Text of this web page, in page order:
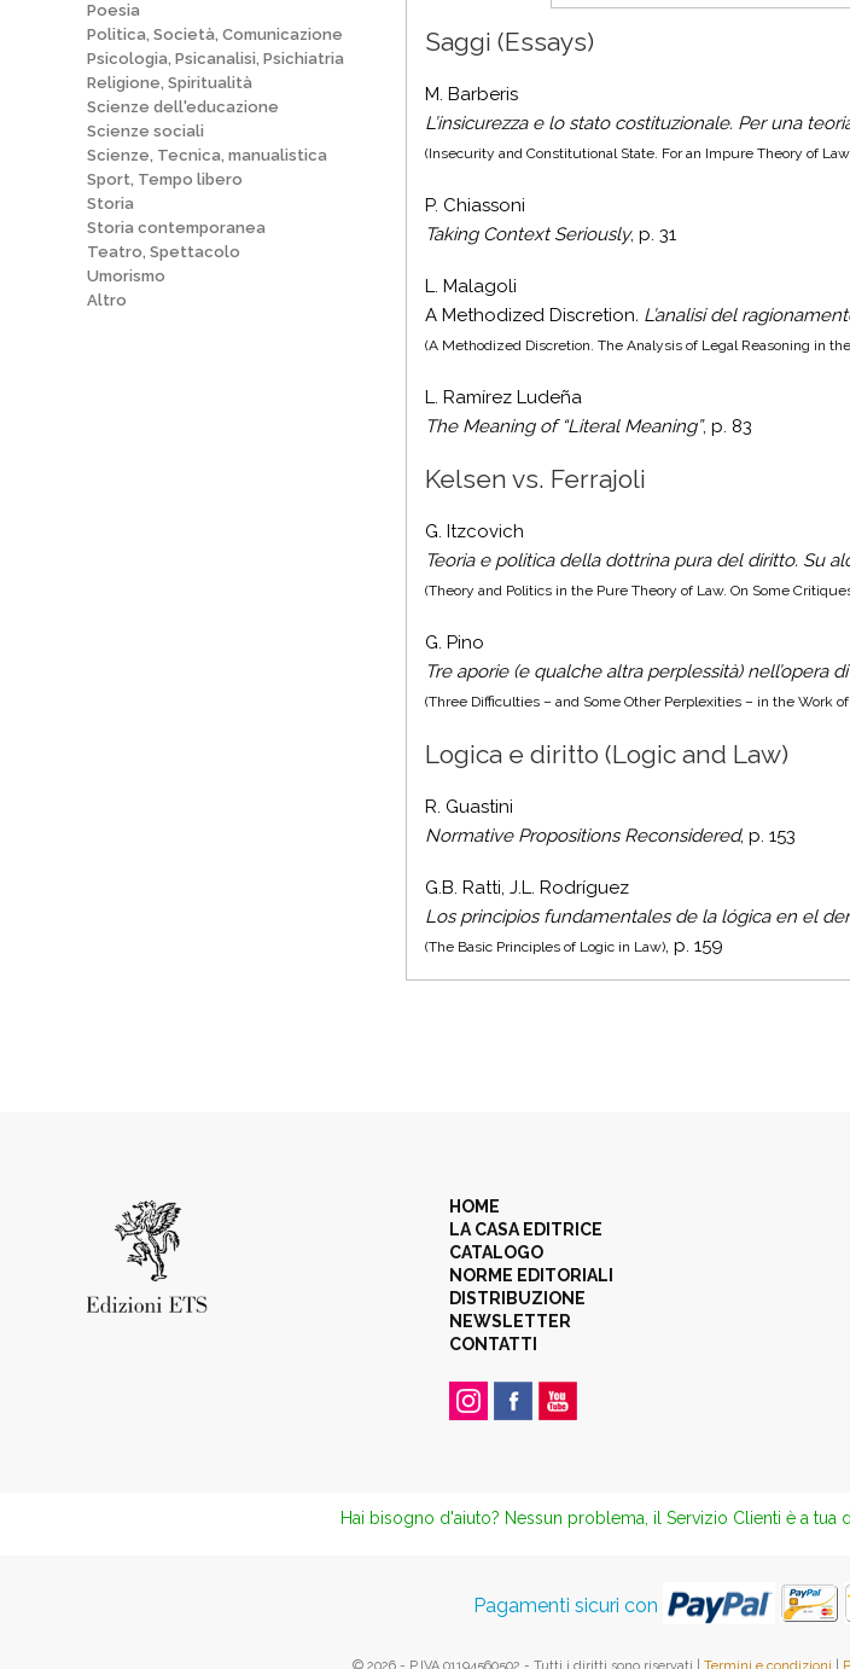
Poesia
Politica, Società, Comunicazione
Psicologia, Psicanalisi, Psichiatria
Religione, Spiritualità
Scienze dell'educazione
Scienze sociali
Scienze, Tecnica, manualistica
Sport, Tempo libero
Storia
Storia contemporanea
Teatro, Spettacolo
Umorismo
Altro
Saggi (Essays)
M. Barberis
L’insicurezza e lo stato costituzionale. Per una
(Insecurity and Constitutional State. For an Impure Theory of
P. Chiassoni
Taking Context Seriously, p. 31
L. Malagoli
A Methodized Discretion. L’analisi del
(A Methodized Discretion. The Analysis of Legal Reasoning in
L. Ramírez Ludeña
The Meaning of “Literal Meaning”, p. 83
Kelsen vs. Ferrajoli
G. Itzcovich
Teoria e politica della dottrina pura del diritto. Su
(Theory and Politics in the Pure Theory of Law. On Some
G. Pino
Tre aporie (e qualche altra perplessità) nell’opera
(Three Difficulties – and Some Other Perplexities – in the Work
Logica e diritto (Logic and Law)
R. Guastini
Normative Propositions Reconsidered, p. 153
G.B. Ratti, J.L. Rodríguez
Los principios fundamentales de la lógica en el
(The Basic Principles of Logic in Law), p. 159
HOME
LA CASA EDITRICE
CATALOGO
NORME EDITORIALI
DISTRIBUZIONE
NEWSLETTER
CONTATTI
Hai bisogno d'aiuto? Nessun problema, il Servizio Clienti è a tua
Pagamenti sicuri con